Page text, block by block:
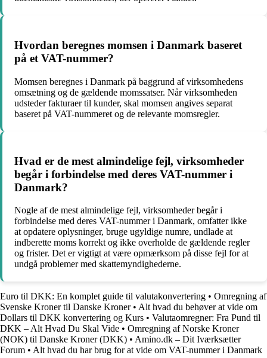
Hvordan beregnes momsen i Danmark baseret
på et VAT-nummer?
Momsen beregnes i Danmark på baggrund af virksomhedens
omsætning og de gældende momssatser. Når virksomheden
udsteder fakturaer til kunder, skal momsen angives separat
baseret på VAT-nummeret og de relevante momsregler.
Hvad er de mest almindelige fejl, virksomheder
begår i forbindelse med deres VAT-nummer i
Danmark?
Nogle af de mest almindelige fejl, virksomheder begår i
forbindelse med deres VAT-nummer i Danmark, omfatter ikke
at opdatere oplysninger, bruge ugyldige numre, undlade at
indberette moms korrekt og ikke overholde de gældende regler
og frister. Det er vigtigt at være opmærksom på disse fejl for at
undgå problemer med skattemyndighederne.
Euro til DKK: En komplet guide til valutakonvertering • Omregning af
Svenske Kroner til Danske Kroner• Alt hvad du behøver at vide om
Dollars til DKK konvertering og Kurs • Valutaomregner: Fra Pund til
DKK – Alt Hvad Du Skal Vide • Omregning af Norske Kroner
(NOK) til Danske Kroner (DKK) • Amino.dk – Dit Iværksætter
Forum • Alt hvad du har brug for at vide om VAT-nummer i Danmark